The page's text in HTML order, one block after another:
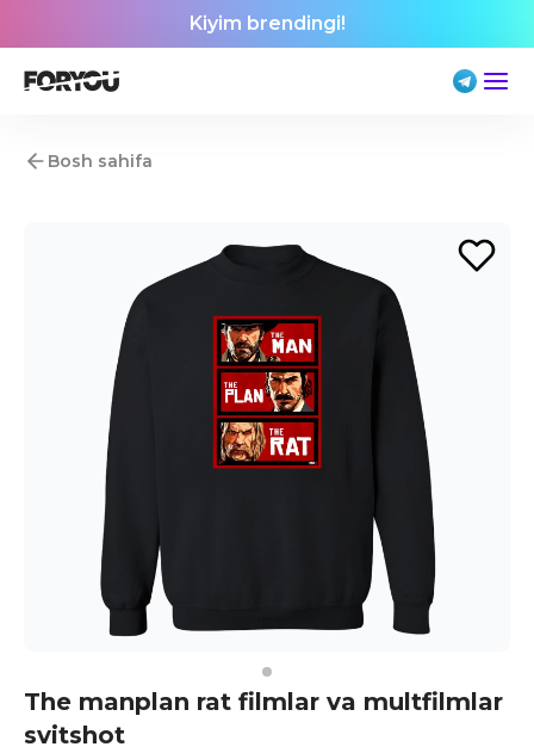
Kiyim brendingi!
Bosh sahifa
The manplan rat filmlar va multfilmlar
svitshot